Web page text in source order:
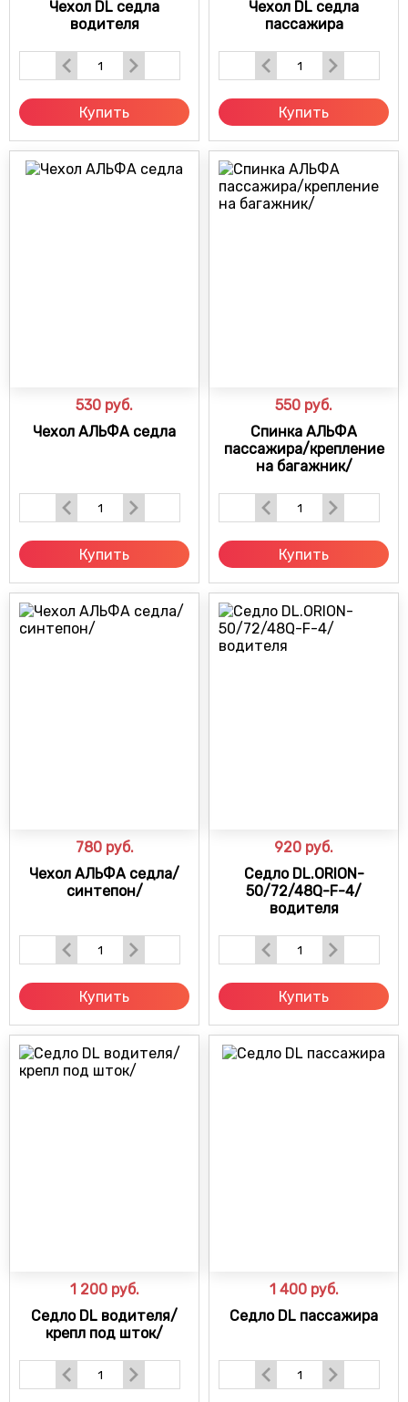
Чехол DL седла
водителя
Купить
Чехол DL седла
пассажира
Купить
530 руб.
Чехол АЛЬФА седла
Купить
550 руб.
Спинка АЛЬФА
пассажира/крепление
на багажник/
Купить
780 руб.
Чехол АЛЬФА седла/
синтепон/
Купить
920 руб.
Седло DL.ORION-
50/72/48Q-F-4/
водителя
Купить
1 200 руб.
Седло DL водителя/
крепл под шток/
1 400 руб.
Седло DL пассажира